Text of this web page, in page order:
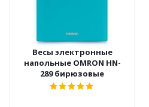
Весы электронные
напольные OMRON HN-
289 бирюзовые